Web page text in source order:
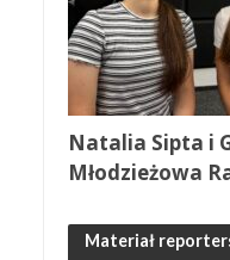
Natalia Sipta i
Młodzieżowa
Materiał